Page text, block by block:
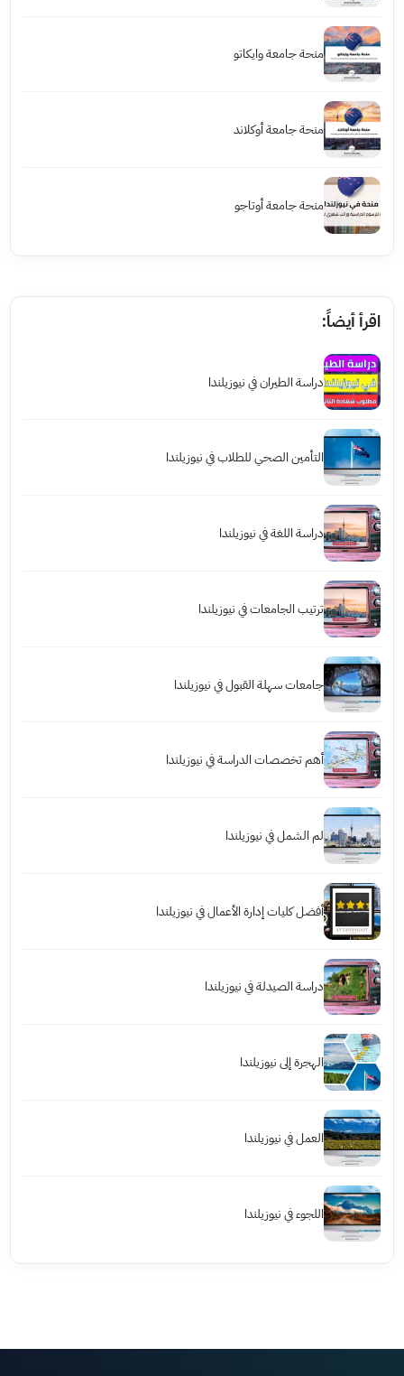
منحة جامعة وايكاتو
منحة جامعة أوكلاند
منحة جامعة أوتاجو
اقرأ أيضاً:
دراسة الطيران في نيوزيلندا
التأمين الصحي للطلاب في نيوزيلندا
دراسة اللغة في نيوزيلندا
ترتيب الجامعات في نيوزيلندا
جامعات سهلة القبول في نيوزيلندا
أهم تخصصات الدراسة في نيوزيلندا
لم الشمل في نيوزيلندا
أفضل كليات إدارة الأعمال في نيوزيلندا
دراسة الصيدلة في نيوزيلندا
الهجرة إلى نيوزيلندا
العمل في نيوزيلندا
اللجوء في نيوزيلندا